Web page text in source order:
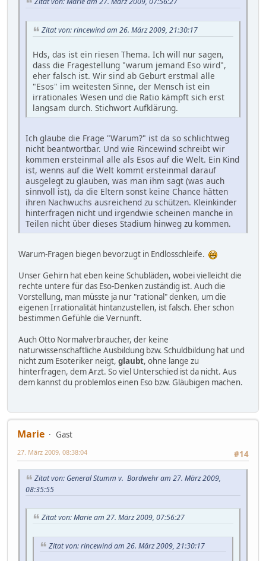
Zitat von: rincewind am 26. März 2009, 21:30:17
Hds, das ist ein riesen Thema. Ich will nur sagen,
dass die Fragestellung "warum jemand Eso wird",
eher falsch ist. Wir sind ab Geburt erstmal alle
"Esos" im weitesten Sinne, der Mensch ist ein
irrationales Wesen und die Ratio kämpft sich erst
langsam durch. Stichwort Aufklärung.
Ich glaube die Frage "Warum?" ist da so schlichtweg
nicht beantwortbar. Und wie Rincewind schreibt wir
kommen ersteinmal alle als Esos auf die Welt. Ein Kind
ist, wenns auf die Welt kommt ersteinmal darauf
ausgelegt zu glauben, was man ihm sagt (was auch
sinnvoll ist), da die Eltern sonst keine Chance hätten
ihren Nachwuchs ausreichend zu schützen. Kleinkinder
hinterfragen nicht und irgendwie scheinen manche in
Teilen nicht über dieses Stadium hinweg zu kommen.
Warum-Fragen biegen bevorzugt in Endlosschleife.
Unser Gehirn hat eben keine Schubläden, wobei vielleicht die
rechte untere für das Eso-Denken zuständig ist. Auch die
Vorstellung, man müsste ja nur "rational" denken, um die
eigenen Irrationalität hintanzustellen, ist falsch. Eher schon
bestimmen Gefühle die Vernunft.
Auch Otto Normalverbraucher, der keine
naturwissenschaftliche Ausbildung bzw. Schuldbildung hat und
nicht zum Esoteriker neigt, glaubt, ohne lange zu
hinterfragen, dem Arzt. So viel Unterschied ist da nicht. Aus
dem kannst du problemlos einen Eso bzw. Gläubigen machen.
Marie
Gast
#14
27. März 2009, 08:38:04
Zitat von: General Stumm v. Bordwehr am 27. März 2009,
08:35:55
Zitat von: Marie am 27. März 2009, 07:56:27
Zitat von: rincewind am 26. März 2009, 21:30:17